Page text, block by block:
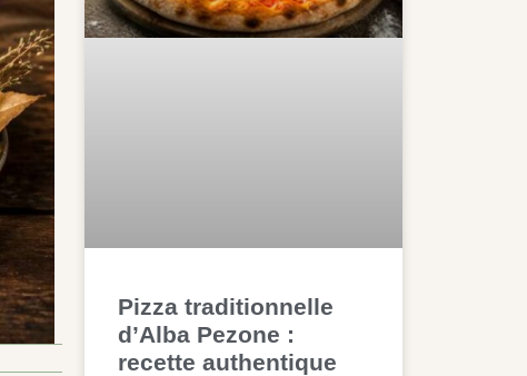
Pizza traditionnelle
d’Alba Pezone :
recette authentique